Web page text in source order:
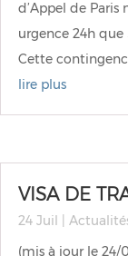
d’Appel de Paris
urgence 24h
Cette
lire plus
VISA DE
24 Juil
(mis à jour le 24/